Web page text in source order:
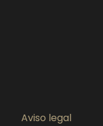
Aviso legal